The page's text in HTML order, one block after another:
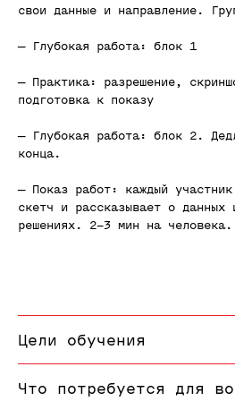
свои данные и направление.
— Глубокая работа: блок 1
— Практика: разрешение,
подготовка к показу
— Глубокая работа: блок 2.
конца.
— Показ работ: каждый участник
скетч и рассказывает о данных
решениях. 2–3 мин на человека.
Цели обучения
Что потребуется для
напишите администратору